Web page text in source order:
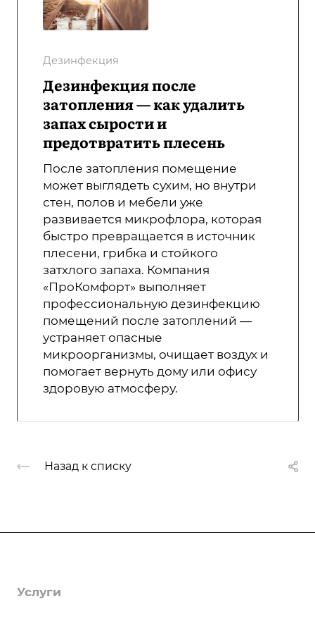
Дезинфекция
Дезинфекция после
затопления — как удалить
запах сырости и
предотвратить плесень
После затопления помещение
может выглядеть сухим, но внутри
стен, полов и мебели уже
развивается микрофлора, которая
быстро превращается в источник
плесени, грибка и стойкого
затхлого запаха. Компания
«ПроКомфорт» выполняет
профессиональную дезинфекцию
помещений после затоплений —
устраняет опасные
микроорганизмы, очищает воздух и
помогает вернуть дому или офису
здоровую атмосферу.
Назад к списку
О компании
Услуги